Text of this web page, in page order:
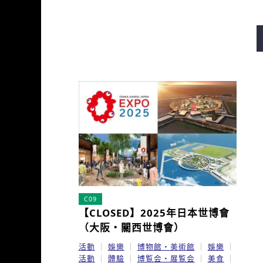
C09
【CLOSED】2025年日本世博會
（大阪・關西世博會）
活動 娛樂 博物館・美術館
娛樂
活動
體驗 博覧会・展覧会 美食